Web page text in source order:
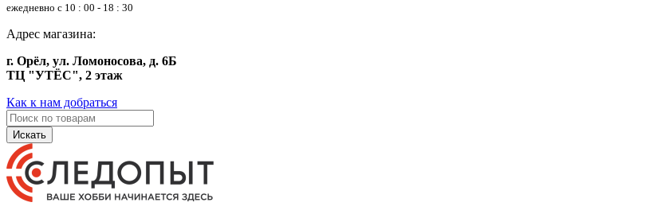
ежедневно с 10 : 00 - 18 : 30
Адрес магазина:
г. Орёл, ул. Ломоносова, д. 6Б
ТЦ "УТЁС", 2 этаж
Как к нам добраться
Искать